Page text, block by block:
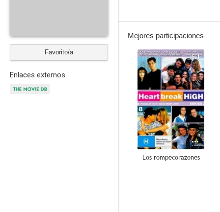
Favorito/a
Enlaces externos
Mejores participaciones
6.1
Los rompecorazones